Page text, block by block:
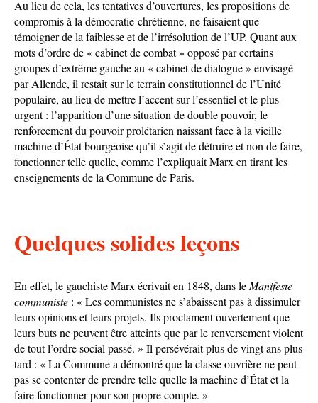
Au lieu de cela, les tentatives d’ouvertures, les propositions de
compromis à la démocratie-chrétienne, ne faisaient que
témoigner de la faiblesse et de l’irrésolution de l’UP. Quant aux
mots d’ordre de « cabinet de combat » opposé par certains
groupes d’extrême gauche au « cabinet de dialogue » envisagé
par Allende, il restait sur le terrain constitutionnel de l’Unité
populaire, au lieu de mettre l’accent sur l’essentiel et le plus
urgent : l’apparition d’une situation de double pouvoir, le
renforcement du pouvoir prolétarien naissant face à la vieille
machine d’État bourgeoise qu’il s’agit de détruire et non de faire,
fonctionner telle quelle, comme l’expliquait Marx en tirant les
enseignements de la Commune de Paris.
Quelques solides leçons
En effet, le gauchiste Marx écrivait en 1848, dans le Manifeste
communiste : « Les communistes ne s’abaissent pas à dissimuler
leurs opinions et leurs projets. Ils proclament ouvertement que
leurs buts ne peuvent être atteints que par le renversement violent
de tout l’ordre social passé. » Il persévérait plus de vingt ans plus
tard : « La Commune a démontré que la classe ouvrière ne peut
pas se contenter de prendre telle quelle la machine d’État et la
faire fonctionner pour son propre compte. »